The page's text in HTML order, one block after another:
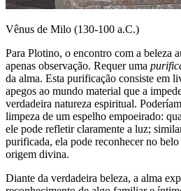
Vênus de Milo (130-100 a.C.)
Para Plotino, o encontro com a beleza
apenas observação. Requer uma
da alma. Esta purificação consiste em
apegos ao mundo material que a
verdadeira natureza espiritual.
limpeza de um espelho empoeirado:
ele pode refletir claramente a luz;
purificada, ela pode reconhecer no
origem divina.
Diante da verdadeira beleza, a alma